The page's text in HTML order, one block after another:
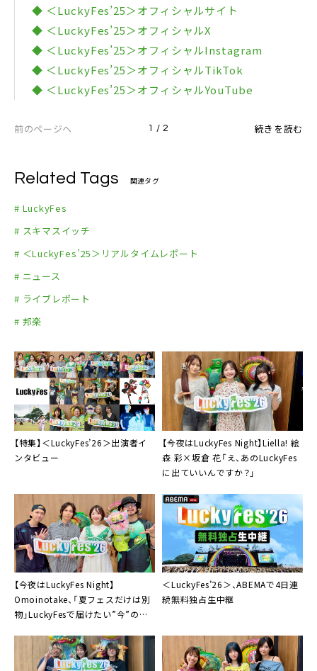
◆ ＜LuckyFes’25＞オフィシャルサイト
◆ ＜LuckyFes’25＞オフィシャルX
◆ ＜LuckyFes’25＞オフィシャルInstagram
◆ ＜LuckyFes’25＞オフィシャルTikTok
◆ ＜LuckyFes’25＞オフィシャルYouTube
前のページへ 1 / 2 続きを読む
Related Tags 関連タグ
# LuckyFes
# スキマスイッチ
# ＜LuckyFes’25＞リアルタイムレポート
# ニュース
# ライブレポート
# 邦楽
【特集】＜LuckyFes’26＞出演者イ
ンタビュー
【今夜はLuckyFes Night】Liella! 絵
森 彩×坂倉 花「え、あのLuckyFes
に出ていいんですか？」
【今夜はLuckyFes Night】
Omoinotake、「夏フェスだけは別
物」LuckyFesで届けたい”今”のラ
＜LuckyFes’26＞、ABEMAで4日連
続無料独占生中継